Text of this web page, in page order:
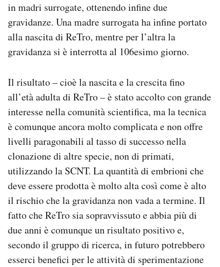
in madri surrogate, ottenendo infine due
gravidanze. Una madre surrogata ha infine portato
alla nascita di ReTro, mentre per l’altra la
gravidanza si è interrotta al 106esimo giorno.
Il risultato – cioè la nascita e la crescita fino
all’età adulta di ReTro – è stato accolto con grande
interesse nella comunità scientifica, ma la tecnica
è comunque ancora molto complicata e non offre
livelli paragonabili al tasso di successo nella
clonazione di altre specie, non di primati,
utilizzando la SCNT. La quantità di embrioni che
deve essere prodotta è molto alta così come è alto
il rischio che la gravidanza non vada a termine. Il
fatto che ReTro sia sopravvissuto e abbia più di
due anni è comunque un risultato positivo e,
secondo il gruppo di ricerca, in futuro potrebbero
esserci benefici per le attività di sperimentazione